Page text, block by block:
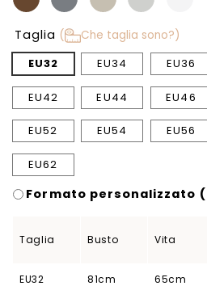
Taglia (
Che taglia sono?)
EU32
EU34 EU36
EU42 EU44 EU46
EU52 EU54 EU56
EU62
Formato personalizzato
Taglia Busto Vita
EU32 81cm 65cm